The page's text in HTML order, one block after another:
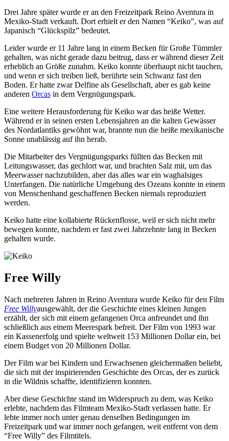
Drei Jahre später wurde er an den Freizeitpark Reino Aventura in
Mexiko-Stadt verkauft. Dort erhielt er den Namen “Keiko”, was auf
Japanisch “Glückspilz” bedeutet.
Leider wurde er 11 Jahre lang in einem Becken für Große Tümmler
gehalten, was nicht gerade dazu beitrug, dass er während dieser Zeit
erheblich an Größe zunahm. Keiko konnte überhaupt nicht tauchen,
und wenn er sich treiben ließ, berührte sein Schwanz fast den
Boden. Er hatte zwar Delfine als Gesellschaft, aber es gab keine
anderen Orcas in dem Vergnügungspark.
Eine weitere Herausforderung für Keiko war das heiße Wetter.
Während er in seinen ersten Lebensjahren an die kalten Gewässer
des Nordatlantiks gewöhnt war, brannte nun die heiße mexikanische
Sonne unablässig auf ihn herab.
Die Mitarbeiter des Vergnügungsparks füllten das Becken mit
Leitungswasser, das gechlort war, und brachten Salz mit, um das
Meerwasser nachzubilden, aber das alles war ein waghalsiges
Unterfangen. Die natürliche Umgebung des Ozeans konnte in einem
von Menschenhand geschaffenen Becken niemals reproduziert
werden.
Keiko hatte eine kollabierte Rückenflosse, weil er sich nicht mehr
bewegen konnte, nachdem er fast zwei Jahrzehnte lang in Becken
gehalten wurde.
Free Willy
Nach mehreren Jahren in Reino Aventura wurde Keiko für den Film
Free Willyausgewählt, der die Geschichte eines kleinen Jungen
erzählt, der sich mit einem gefangenen Orca anfreundet und ihn
schließlich aus einem Meerespark befreit. Der Film von 1993 war
ein Kassenerfolg und spielte weltweit 153 Millionen Dollar ein, bei
einem Budget von 20 Millionen Dollar.
Der Film war bei Kindern und Erwachsenen gleichermaßen beliebt,
die sich mit der inspirierenden Geschichte des Orcas, der es zurück
in die Wildnis schaffte, identifizieren konnten.
Aber diese Geschichte stand im Widerspruch zu dem, was Keiko
erlebte, nachdem das Filmteam Mexiko-Stadt verlassen hatte. Er
lebte immer noch unter genau denselben Bedingungen im
Freizeitpark und war immer noch gefangen, weit entfernt von dem
“Free Willy” des Filmtitels.